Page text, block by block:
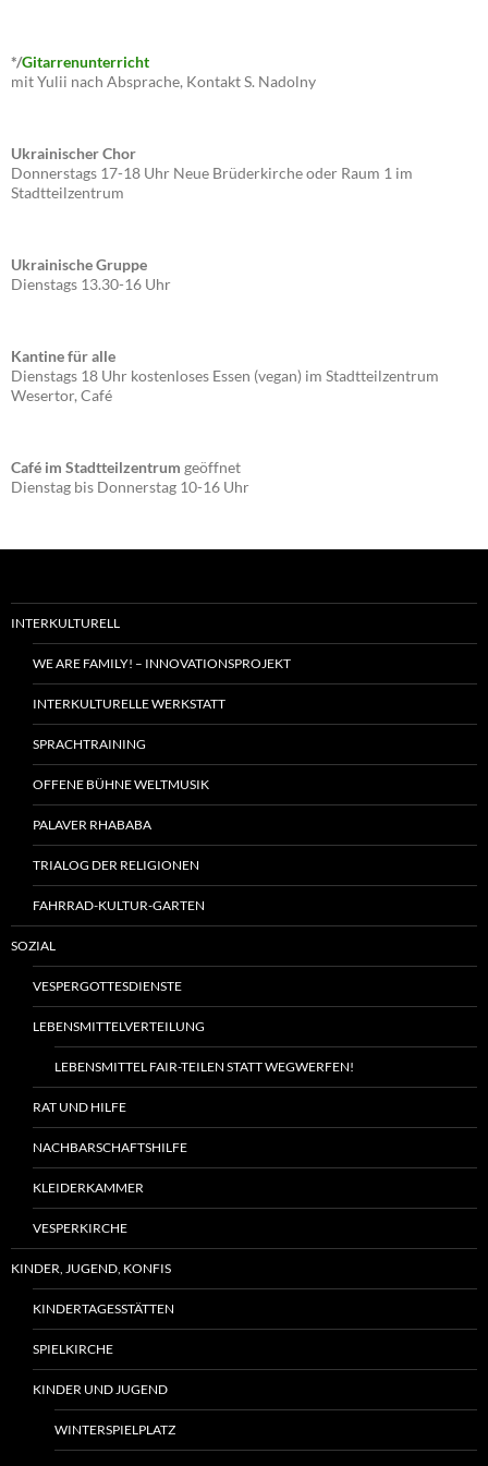
*/Gitarrenunterricht
mit Yulii nach Absprache, Kontakt S. Nadolny
Ukrainischer Chor
Donnerstags 17-18 Uhr Neue Brüderkirche oder Raum 1 im
Stadtteilzentrum
Ukrainische Gruppe
Dienstags 13.30-16 Uhr
Kantine für alle
Dienstags 18 Uhr kostenloses Essen (vegan) im Stadtteilzentrum
Wesertor, Café
Café im Stadtteilzentrum geöffnet
Dienstag bis Donnerstag 10-16 Uhr
INTERKULTURELL
WE ARE FAMILY! – INNOVATIONSPROJEKT
INTERKULTURELLE WERKSTATT
SPRACHTRAINING
OFFENE BÜHNE WELTMUSIK
PALAVER RHABABA
TRIALOG DER RELIGIONEN
FAHRRAD-KULTUR-GARTEN
SOZIAL
VESPERGOTTESDIENSTE
LEBENSMITTELVERTEILUNG
LEBENSMITTEL FAIR-TEILEN STATT WEGWERFEN!
RAT UND HILFE
NACHBARSCHAFTSHILFE
KLEIDERKAMMER
VESPERKIRCHE
KINDER, JUGEND, KONFIS
KINDERTAGESSTÄTTEN
SPIELKIRCHE
KINDER UND JUGEND
WINTERSPIELPLATZ